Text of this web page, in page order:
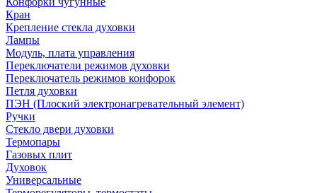
Кран
Крепление стекла духовки
Лампы
Модуль, плата управления
Переключатели режимов духовки
Переключатель режимов конфорок
Петля духовки
ПЭН (Плоский электронагревательный элемент)
Ручки
Стекло двери духовки
Термопары
Газовых плит
Духовок
Универсальные